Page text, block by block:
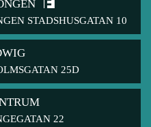
STADSHUSGATAN 10
25D
22